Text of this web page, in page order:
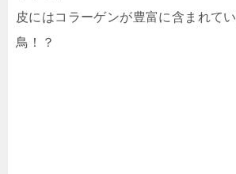
皮にはコラーゲンが豊富に含まれて
鳥！？